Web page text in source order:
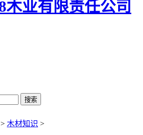
> 木材知识 >